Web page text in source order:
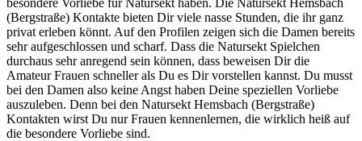
(Bergstraße) Kontakte bieten Dir viele nasse Stunden, die ihr ganz
privat erleben könnt. Auf den Profilen zeigen sich die Damen bereits
sehr aufgeschlossen und scharf. Dass die Natursekt Spielchen
durchaus sehr anregend sein können, dass beweisen Dir die
Amateur Frauen schneller als Du es Dir vorstellen kannst. Du musst
bei den Damen also keine Angst haben Deine speziellen Vorliebe
auszuleben. Denn bei den Natursekt Hemsbach (Bergstraße)
Kontakten wirst Du nur Frauen kennenlernen, die wirklich heiß auf
die besondere Vorliebe sind.